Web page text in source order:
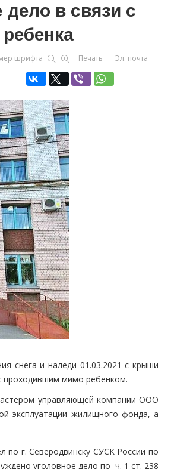
дело в связи с
шрифта Печать Эл. почта
снега и наледи 01.03.2021 с крыши
проходившим мимо ребенком.
управляющей компании ООО
эксплуатации жилищного фонда, а
по г. Северодвинску СУСК России по
уголовное дело по ч. 1 ст. 238